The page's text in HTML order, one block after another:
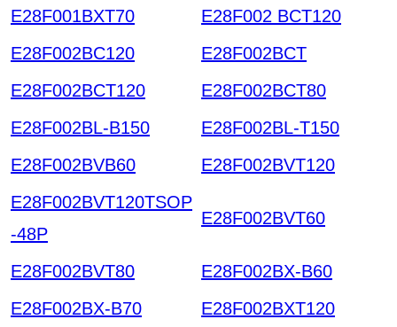
E28F001BXT70
E28F002 BCT120
E28F002BC120
E28F002BCT
E28F002BCT120
E28F002BCT80
E28F002BL-B150
E28F002BL-T150
E28F002BVB60
E28F002BVT120
E28F002BVT120TSOP
-48P
E28F002BVT60
E28F002BVT80
E28F002BX-B60
E28F002BX-B70
E28F002BXT120